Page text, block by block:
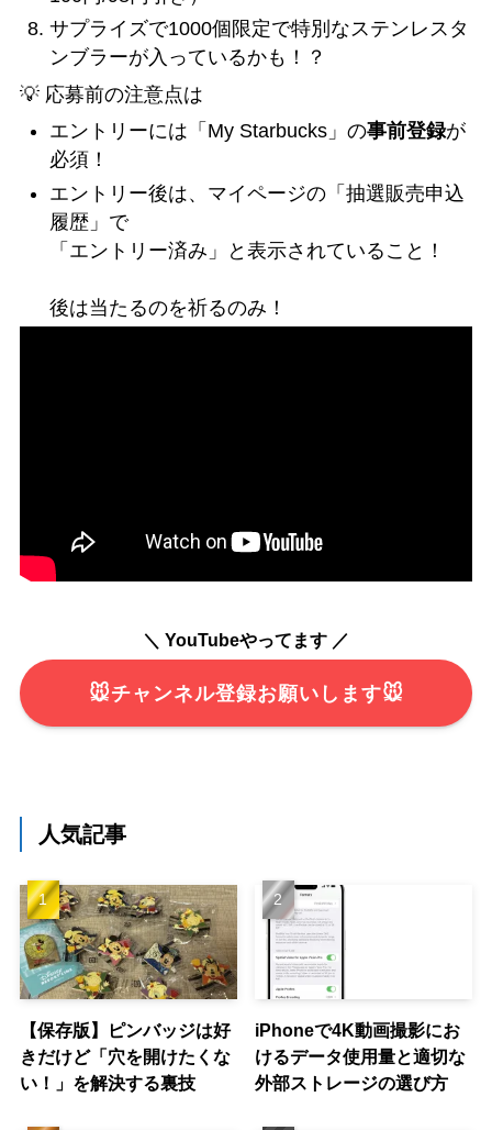
サプライズで1000個限定で特別なステンレスタ
ンブラーが入っているかも！？
💡 応募前の注意点は
エントリーには「My Starbucks」の事前登録が
必須！
エントリー後は、マイページの「抽選販売申込
履歴」で
「エントリー済み」と表示されていること！
後は当たるのを祈るのみ！
＼ YouTubeやってます ／
🐭チャンネル登録お願いします🐭
人気記事
【保存版】ピンバッジは好
きだけど「穴を開けたくな
い！」を解決する裏技
iPhoneで4K動画撮影にお
けるデータ使用量と適切な
外部ストレージの選び方